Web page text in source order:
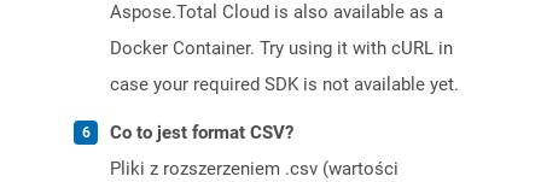
Aspose.Total Cloud is also available as a
Docker Container. Try using it with cURL in
case your required SDK is not available yet.
Co to jest format CSV?
Pliki z rozszerzeniem .csv (wartości